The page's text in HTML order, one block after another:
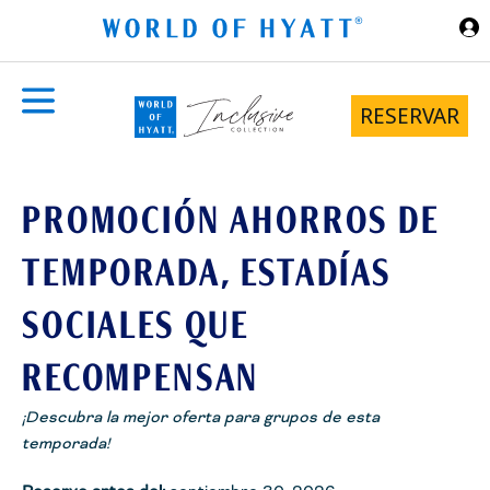
RESERVAR
PROMOCIÓN AHORROS DE
TEMPORADA, ESTADÍAS
SOCIALES QUE
RECOMPENSAN
¡Descubra la mejor oferta para grupos de esta
temporada!